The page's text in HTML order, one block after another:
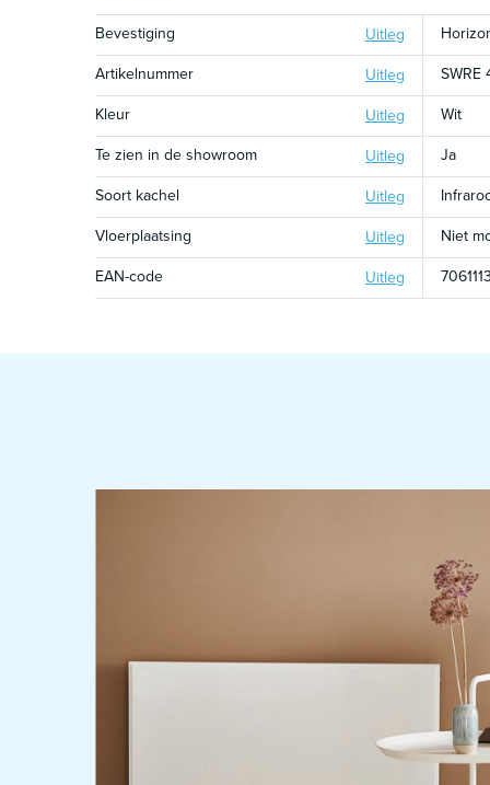
Bevestiging Uitleg
Artikelnummer
Uitleg
SWRE
Kleur
Uitleg
Wit
Te zien in de showroom
Uitleg
Ja
Soort kachel
Uitleg
Vloerplaatsing
Uitleg
Niet
EAN-code
Uitleg